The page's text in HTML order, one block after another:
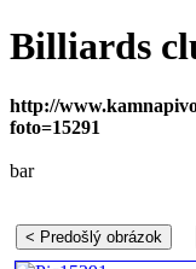
Billiards
http://
foto=15291
bar